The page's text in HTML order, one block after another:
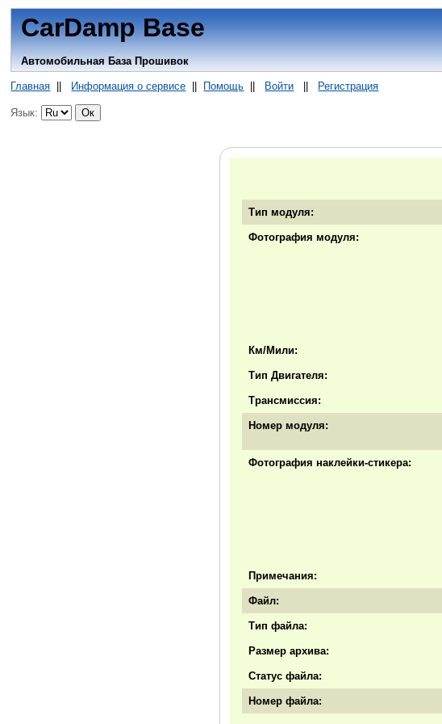
CarDamp Base
Автомобильная База Прошивок
Главная Информация о сервисе Помощь Войти Регистрация
Язык:
Тип модуля:
Фотография модуля:
Км/Мили:
Тип Двигателя:
Трансмиссия:
Номер модуля:
Фотография наклейки-стикера:
Примечания:
Файл:
Тип файла:
Размер архива:
Статус файла:
Номер файла: